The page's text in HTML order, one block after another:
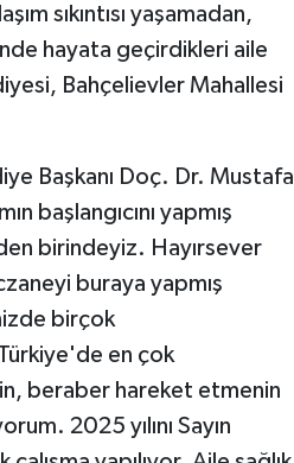
sıkıntısı yaşamadan,
hayata geçirdikleri aile
Bahçelievler Mahallesi
Başkanı Doç. Dr. Mustafa
başlangıcını yapmış
birindeyiz. Hayırsever
buraya yapmış
birçok
en çok
beraber hareket etmenin
2025 yılını Sayın